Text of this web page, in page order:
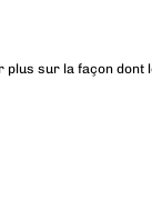
plus sur la façon dont